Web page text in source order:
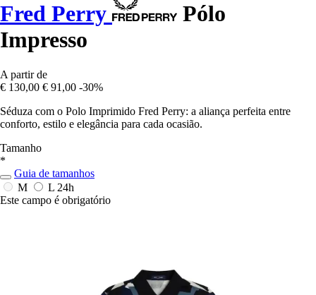
Fred Perry
Pólo
Impresso
A partir de
€ 130,00 € 91,00 -30%
Séduza com o Polo Imprimido Fred Perry: a aliança perfeita entre
conforto, estilo e elegância para cada ocasião.
Tamanho
*
Guia de tamanhos
M
L 24h
Este campo é obrigatório